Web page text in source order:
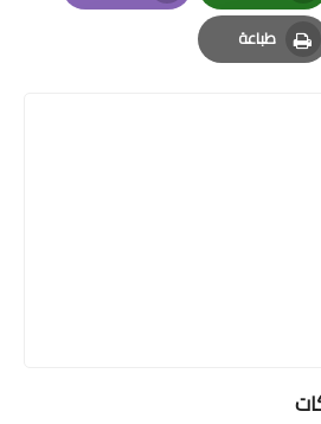
Whatsapp
Email
طباعة
Print